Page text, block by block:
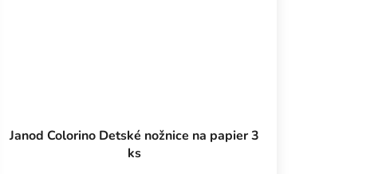
Janod Colorino Detské nožnice na papier 3
ks